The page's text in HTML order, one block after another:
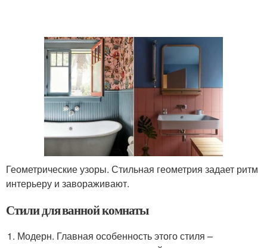
Геометрические узоры. Стильная геометрия задает ритм
интерьеру и завораживают.
Стили для ванной комнаты
Модерн. Главная особенность этого стиля –